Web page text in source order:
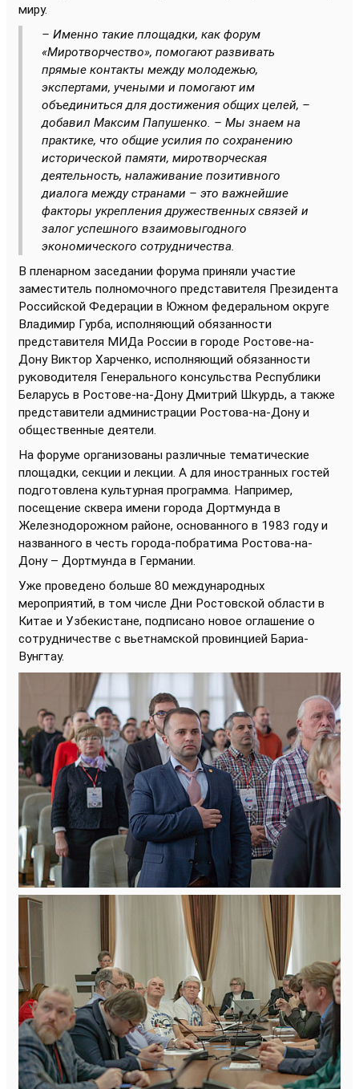
миру.
– Именно такие площадки, как форум
«Миротворчество», помогают развивать
прямые контакты между молодежью,
экспертами, учеными и помогают им
объединиться для достижения общих целей, –
добавил Максим Папушенко. – Мы знаем на
практике, что общие усилия по сохранению
исторической памяти, миротворческая
деятельность, налаживание позитивного
диалога между странами – это важнейшие
факторы укрепления дружественных связей и
залог успешного взаимовыгодного
экономического сотрудничества.
В пленарном заседании форума приняли участие
заместитель полномочного представителя Президента
Российской Федерации в Южном федеральном округе
Владимир Гурба, исполняющий обязанности
представителя МИДа России в городе Ростове-на-
Дону Виктор Харченко, исполняющий обязанности
руководителя Генерального консульства Республики
Беларусь в Ростове-на-Дону Дмитрий Шкурдь, а также
представители администрации Ростова-на-Дону и
общественные деятели.
На форуме организованы различные тематические
площадки, секции и лекции. А для иностранных гостей
подготовлена культурная программа. Например,
посещение сквера имени города Дортмунда в
Железнодорожном районе, основанного в 1983 году и
названного в честь города-побратима Ростова-на-
Дону – Дортмунда в Германии.
Уже проведено больше 80 международных
мероприятий, в том числе Дни Ростовской области в
Китае и Узбекистане, подписано новое оглашение о
сотрудничестве с вьетнамской провинцией Бариа-
Вунгтау.